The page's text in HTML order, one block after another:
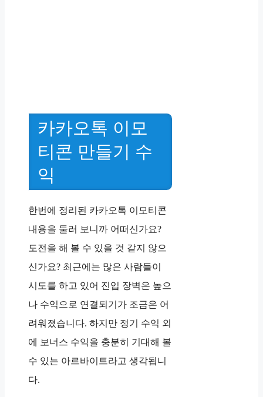
카카오톡 이모
티콘 만들기 수
익
한번에 정리된 카카오톡 이모티콘
내용을 둘러 보니까 어떠신가요?
도전을 해 볼 수 있을 것 같지 않으
신가요? 최근에는 많은 사람들이
시도를 하고 있어 진입 장벽은 높으
나 수익으로 연결되기가 조금은 어
려워졌습니다. 하지만 정기 수익 외
에 보너스 수익을 충분히 기대해 볼
수 있는 아르바이트라고 생각됩니
다.